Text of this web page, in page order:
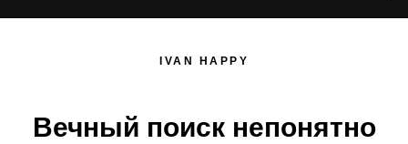
IVAN HAPPY
Вечный поиск непонятно